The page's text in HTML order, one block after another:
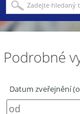
Podrobné
Datum zveřejnění